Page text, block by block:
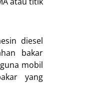
diesel
bakar
mobil
yang